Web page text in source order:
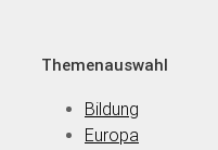
Themenauswahl
Bildung
Europa